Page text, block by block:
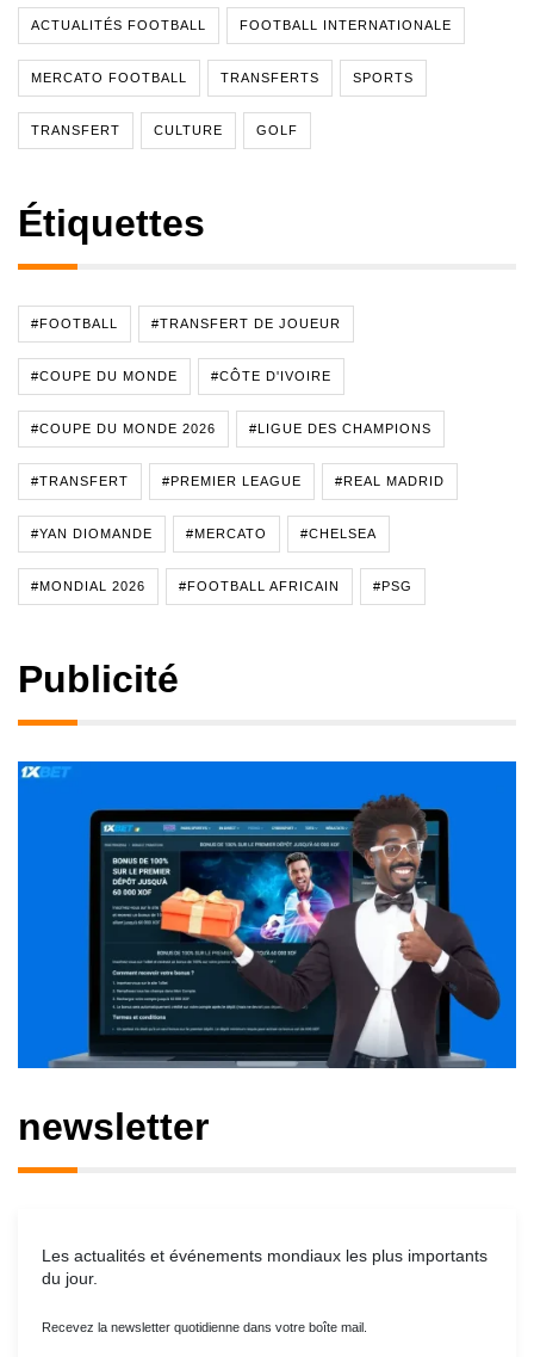
ACTUALITÉS FOOTBALL FOOTBALL INTERNATIONALE
MERCATO FOOTBALL TRANSFERTS SPORTS
TRANSFERT CULTURE GOLF
Étiquettes
#FOOTBALL #TRANSFERT DE JOUEUR
#COUPE DU MONDE #CÔTE D'IVOIRE
#COUPE DU MONDE 2026 #LIGUE DES CHAMPIONS
#TRANSFERT #PREMIER LEAGUE #REAL MADRID
#YAN DIOMANDE #MERCATO #CHELSEA
#MONDIAL 2026 #FOOTBALL AFRICAIN #PSG
Publicité
newsletter
Les actualités et événements mondiaux les plus importants
du jour.
Recevez la newsletter quotidienne dans votre boîte mail.